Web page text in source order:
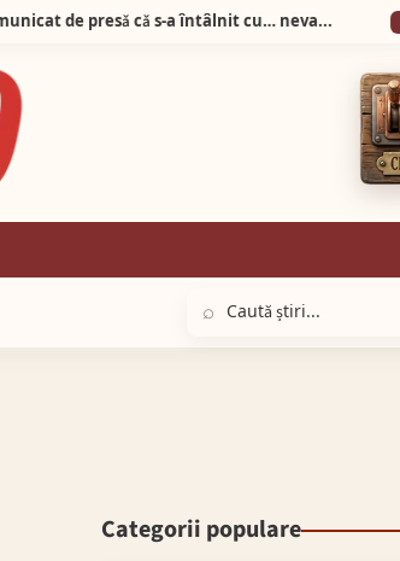
Știrea zilei! Prefectul de Alba a dat comunicat de presǎ cǎ s-a întâlnit cu… nevastă-sa la…Prefecturǎ! 03:17 ALBA
⌕
Categorii populare